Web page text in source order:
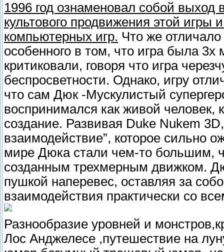
1996 год ознаменовал собой выход
культового продвижения этой
компьютерных игр. Что же
особенного в том, что игра была
критиковали, говоря что игра
беспросветности. Однако, игру
что сам Дюк -Мускулистый
воспринимался как живой человек,
создание. Развивая Duke Nukem
взаимодействие”, которое сильно
мире Дюка стали чем-то большим,
созданным трехмерным движком.
пушкой наперевес, оставляя за
взаимодействия практически со
Разнообразие уровней и
Лос Анджелесе ,путешествие на